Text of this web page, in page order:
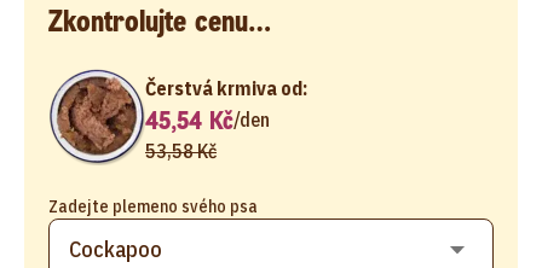
Zkontrolujte cenu…
Zadejte plemeno svého psa
Čerstvá krmiva od:
45,54 Kč/den
53,58 Kč